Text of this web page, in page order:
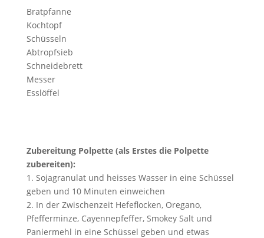
Bratpfanne
Kochtopf
Schüsseln
Abtropfsieb
Schneidebrett
Messer
Esslöffel
Zubereitung Polpette (als Erstes die Polpette
zubereiten):
1. Sojagranulat und heisses Wasser in eine Schüssel
geben und 10 Minuten einweichen
2. In der Zwischenzeit Hefeflocken, Oregano,
Pfefferminze, Cayennepfeffer, Smokey Salt und
Paniermehl in eine Schüssel geben und etwas